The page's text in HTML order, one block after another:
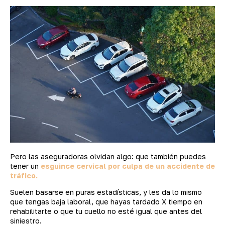
Pero las aseguradoras olvidan algo: que también puedes
tener un esguince cervical por culpa de un accidente de
tráfico.
Suelen basarse en puras estadísticas, y les da lo mismo
que tengas baja laboral, que hayas tardado X tiempo en
rehabilitarte o que tu cuello no esté igual que antes del
siniestro.